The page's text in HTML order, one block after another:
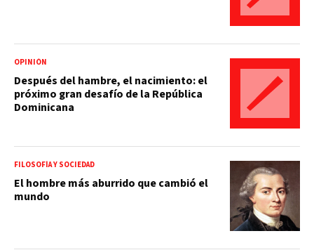
OPINIÓN
Después del hambre, el nacimiento: el
próximo gran desafío de la República
Dominicana
FILOSOFÍA Y SOCIEDAD
El hombre más aburrido que cambió el
mundo